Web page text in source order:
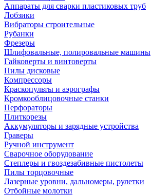
Аппараты для сварки пластиковых труб
Лобзики
Вибраторы строительные
Рубанки
Фрезеры
Шлифовальные, полировальные машины
Гайковерты и винтоверты
Пилы дисковые
Компрессоры
Краскопульты и аэрографы
Кромкооблицовочные станки
Перфораторы
Плиткорезы
Аккумуляторы и зарядные устройства
Граверы
Ручной инструмент
Сварочное оборудование
Степлеры и гвоздезабивные пистолеты
Пилы торцовочные
Лазерные уровни, дальномеры, рулетки
Отбойные молотки